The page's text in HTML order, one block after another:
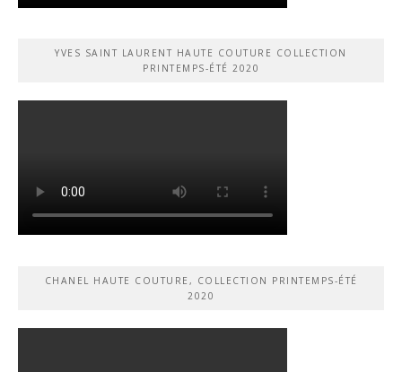
YVES SAINT LAURENT HAUTE COUTURE COLLECTION
PRINTEMPS-ÉTÉ 2020
CHANEL HAUTE COUTURE, COLLECTION PRINTEMPS-ÉTÉ
2020